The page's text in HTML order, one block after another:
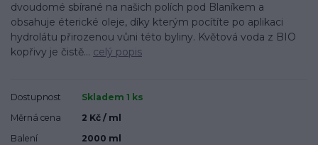
dvoudomé sbírané na našich polích pod Blaníkem a
obsahuje éterické oleje, díky kterým pocítíte po aplikaci
hydrolátu přirozenou vůni této byliny. Květová voda z BIO
kopřivy je čistě... celý popis
Dostupnost
Skladem 1 ks
Měrná cena
2 Kč / ml
Balení
2000 ml